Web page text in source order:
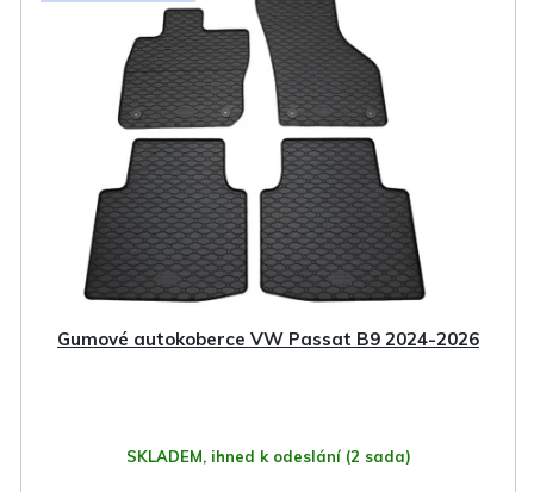
Gumové autokoberce VW Passat B9 2024-2026
SKLADEM, ihned k odeslání (2 sada)